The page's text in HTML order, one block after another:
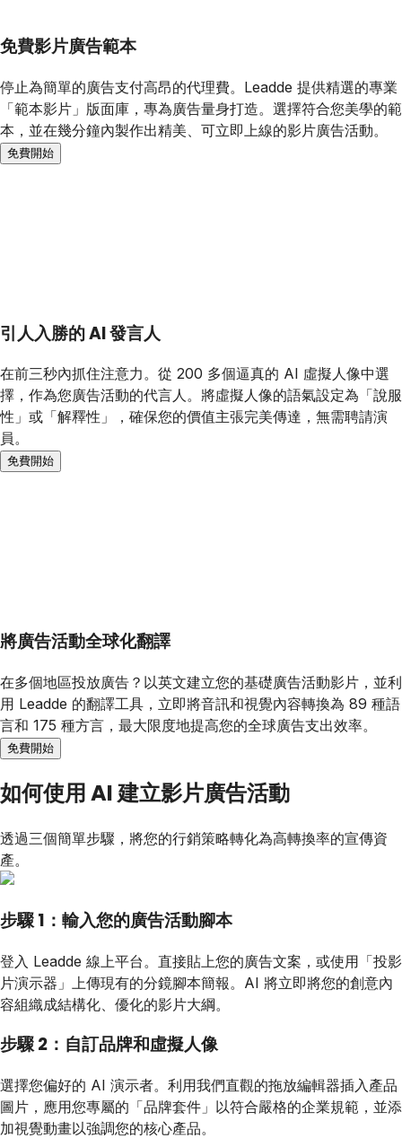
免費影片廣告範本
停止為簡單的廣告支付高昂的代理費。Leadde 提供精選的專業
「範本影片」版面庫，專為廣告量身打造。選擇符合您美學的範
本，並在幾分鐘內製作出精美、可立即上線的影片廣告活動。
免費開始
引人入勝的 AI 發言人
在前三秒內抓住注意力。從 200 多個逼真的 AI 虛擬人像中選
擇，作為您廣告活動的代言人。將虛擬人像的語氣設定為「說服
性」或「解釋性」，確保您的價值主張完美傳達，無需聘請演
員。
免費開始
將廣告活動全球化翻譯
在多個地區投放廣告？以英文建立您的基礎廣告活動影片，並利
用 Leadde 的翻譯工具，立即將音訊和視覺內容轉換為 89 種語
言和 175 種方言，最大限度地提高您的全球廣告支出效率。
免費開始
如何使用 AI 建立影片廣告活動
透過三個簡單步驟，將您的行銷策略轉化為高轉換率的宣傳資
產。
步驟 1：輸入您的廣告活動腳本
登入 Leadde 線上平台。直接貼上您的廣告文案，或使用「投影
片演示器」上傳現有的分鏡腳本簡報。AI 將立即將您的創意內
容組織成結構化、優化的影片大綱。
步驟 2：自訂品牌和虛擬人像
選擇您偏好的 AI 演示者。利用我們直觀的拖放編輯器插入產品
圖片，應用您專屬的「品牌套件」以符合嚴格的企業規範，並添
加視覺動畫以強調您的核心產品。